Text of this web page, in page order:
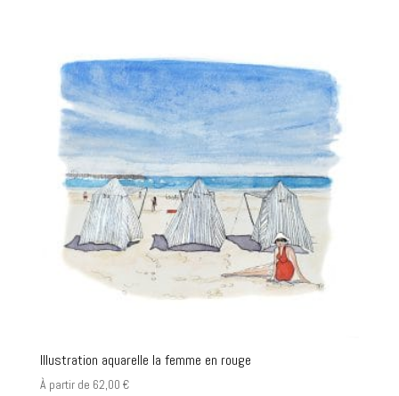
Illustration aquarelle la femme en rouge
À partir de 62,00 €